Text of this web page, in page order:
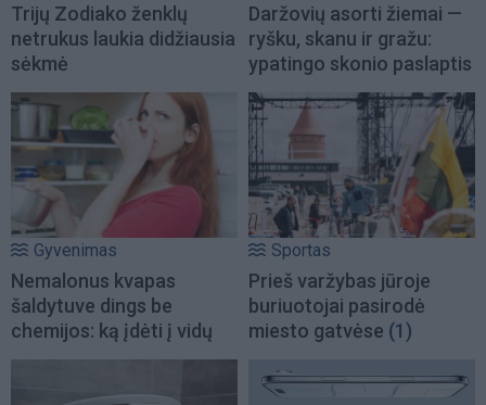
Trijų Zodiako ženklų
netrukus laukia didžiausia
sėkmė
Daržovių asorti žiemai —
ryšku, skanu ir gražu:
ypatingo skonio paslaptis
Gyvenimas
Nemalonus kvapas
šaldytuve dings be
chemijos: ką įdėti į vidų
Sportas
Prieš varžybas jūroje
buriuotojai pasirodė
miesto gatvėse (1)